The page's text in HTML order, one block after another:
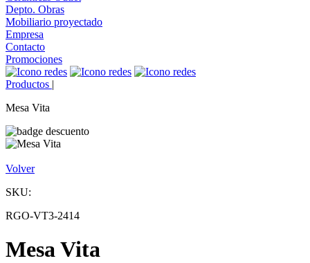
Depto. Obras
Mobiliario proyectado
Empresa
Contacto
Promociones
Productos |
Mesa Vita
Volver
SKU:
RGO-VT3-2414
Mesa Vita